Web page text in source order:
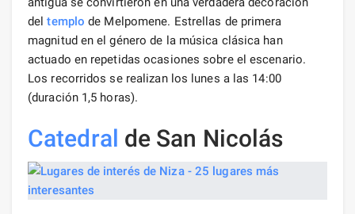
deltemplo de Melpomene. Estrellas de primera
magnitud en el género de la música clásica han
actuado en repetidas ocasiones sobre el escenario.
Los recorridos se realizan los lunes a las 14:00
(duración 1,5 horas).
Catedral de San Nicolás